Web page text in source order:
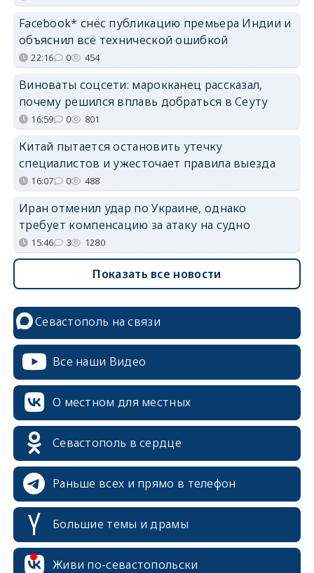
Facebook* снёс публикацию премьера Индии и
объяснил всё технической ошибкой
22:16 0 454
Виноваты соцсети: марокканец рассказал,
почему решился вплавь добраться в Сеуту
16:59 0 801
Китай пытается остановить утечку
специалистов и ужесточает правила выезда
16:07 0 488
Иран отменил удар по Украине, однако
требует компенсацию за атаку на судно
15:46 3 1280
Показать все новости
Севастополь на связи
Все наши Видео
О местном для местных
Севастополь в сердце
Раньше всех и прямо в телефон
Большие темы и драмы
Живи по-севастопольски